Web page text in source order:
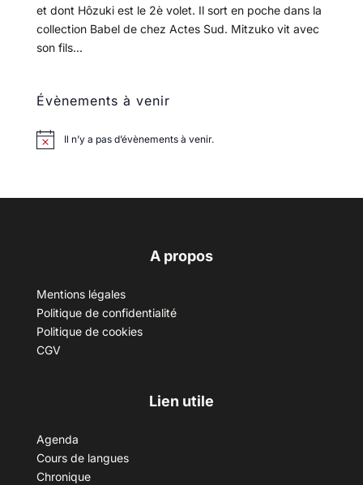
et dont Hôzuki est le 2è volet. Il sort en poche dans la
collection Babel de chez Actes Sud. Mitzuko vit avec
son fils...
Évènements à venir
Il n’y a pas d’évènements à venir.
A propos
Mentions légales
Politique de confidentialité
Politique de cookies
CGV
Lien utile
Agenda
Cours de langues
Chronique